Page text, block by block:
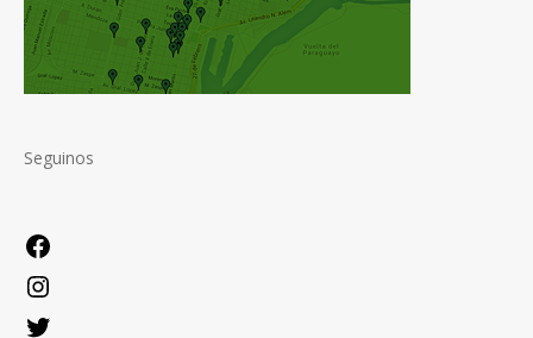
Seguinos